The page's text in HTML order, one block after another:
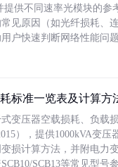
提供不同速率光模块的参
见原因（如光纤损耗、
户快速判断网络性能问题
标准一览表及计算方
变压器空载损耗、负载
），提供1000kVA变压
损计算方法，并附电力
SCB13等常见型号